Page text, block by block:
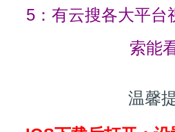
5：有云搜各大平台
索能
温馨